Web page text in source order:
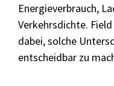
Energieverbrauch,
Verkehrsdichte.
dabei, solche
entscheidbar zu